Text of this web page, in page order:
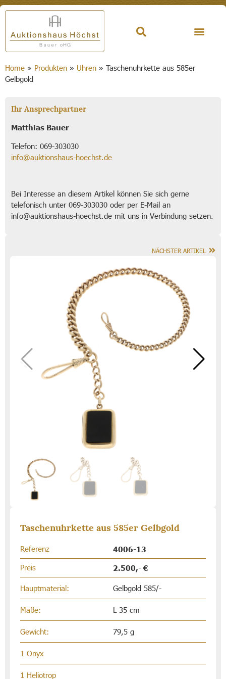
Home » Produkten » Uhren » Taschenuhrkette aus 585er
Gelbgold
Ihr Ansprechpartner
Matthias Bauer
Telefon: 069-303030
info@auktionshaus-hoechst.de
Bei Interesse an diesem Artikel können Sie sich gerne
telefonisch unter 069-303030 oder per E-Mail an
info@auktionshaus-hoechst.de mit uns in Verbindung setzen.
NÄCHSTER ARTIKEL
Taschenuhrkette aus 585er Gelbgold
Referenz 4006-13
Preis 2.500,- €
Hauptmaterial: Gelbgold 585/-
Maße: L 35 cm
Gewicht: 79,5 g
1 Onyx
1 Heliotrop